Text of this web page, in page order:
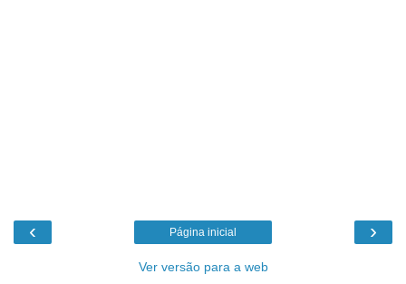
‹ ›
Página inicial
Ver versão para a web